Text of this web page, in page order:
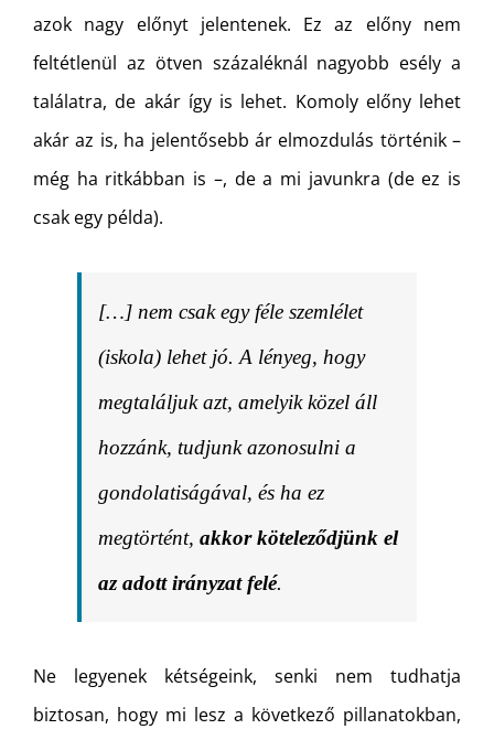
azok nagy előnyt jelentenek. Ez az előny nem
feltétlenül az ötven százaléknál nagyobb esély a
találatra, de akár így is lehet. Komoly előny lehet
akár az is, ha jelentősebb ár elmozdulás történik –
még ha ritkábban is –, de a mi javunkra (de ez is
csak egy példa).
[…] nem csak egy féle szemlélet
(iskola) lehet jó. A lényeg, hogy
megtaláljuk azt, amelyik közel áll
hozzánk, tudjunk azonosulni a
gondolatiságával, és ha ez
megtörtént, akkor köteleződjünk el
az adott irányzat felé.
Ne legyenek kétségeink, senki nem tudhatja
biztosan, hogy mi lesz a következő pillanatokban,